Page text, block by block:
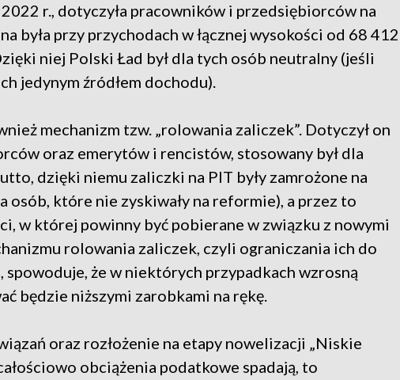
r., dotyczyła pracowników i przedsiębiorców na
była przy przychodach w łącznej wysokości od 68 412
niej Polski Ład był dla tych osób neutralny (jeśli
jedynym źródłem dochodu).
mechanizm tzw. „rolowania zaliczek”. Dotyczył on
oraz emerytów i rencistów, stosowany był dla
dzięki niemu zaliczki na PIT były zamrożone na
osób, które nie zyskiwały na reformie), a przez to
w której powinny być pobierane w związku z nowymi
rolowania zaliczek, czyli ograniczania ich do
spowoduje, że w niektórych przypadkach wzrosną
będzie niższymi zarobkami na rękę.
oraz rozłożenie na etapy nowelizacji „Niskie
obciążenia podatkowe spadają, to